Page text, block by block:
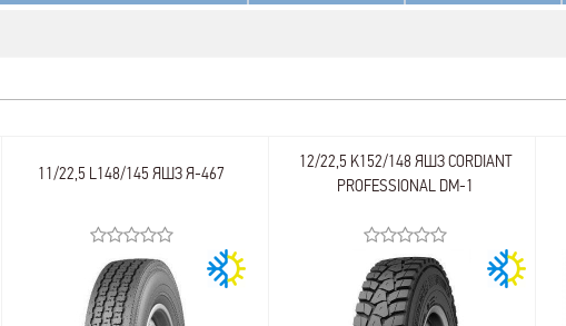
11/22,5 L148/145 ЯШЗ Я-467
12/22,5 K152/148 ЯШЗ CORDIANT
PROFESSIONAL DM-1